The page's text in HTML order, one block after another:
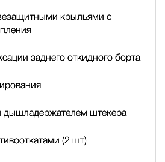
крыльями с
заднего откидного борта
дышладержателем штекера
(2 шт)